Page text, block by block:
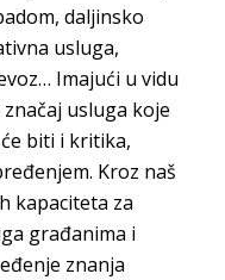
daljinsko
usluga,
Imajući u vidu
usluga koje
biti i kritika,
Kroz naš
kapaciteta za
građanima i
znanja